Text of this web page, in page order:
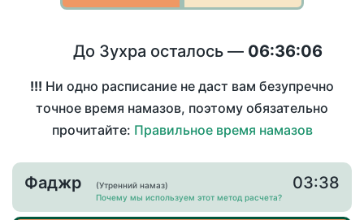
До Зухра осталось — 06:36:06
!!! Ни одно расписание не даст вам безупречно
точное время намазов, поэтому обязательно
прочитайте: Правильное время намазов
Фаджр
(Утренний намаз)
Почему мы используем этот метод расчета?
03:38